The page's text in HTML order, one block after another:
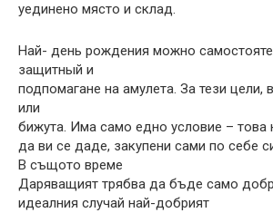
уединено място и склад.
Най- день рождения можно
защитный и
подпомагане на амулета. За тези цели,
или
бижута. Има само едно условие – това
да ви се даде, закупени сами по себе
В същото време
Даряващият трябва да бъде само
идеалния случай най-добрият